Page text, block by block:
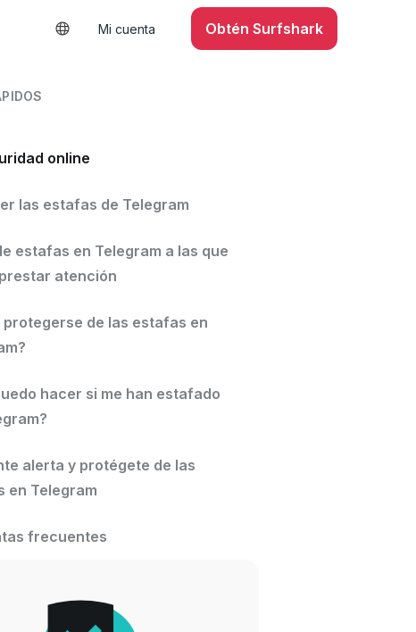
Mi cuenta Obtén Surfshark
online
las estafas de Telegram
estafas en Telegram a las que
atención
protegerse de las estafas en
hacer si me han estafado
alerta y protégete de las
en Telegram
frecuentes